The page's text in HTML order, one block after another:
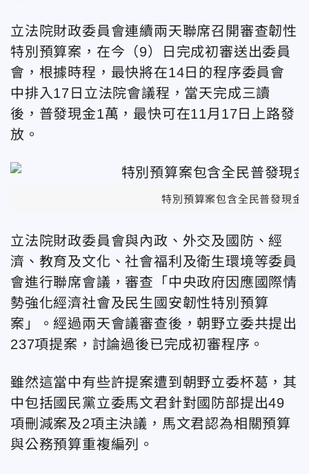
立法院財政委員會連續兩天聯席召開審查韌性
特別預算案，在今（9）日完成初審送出委員
會，根據時程，最快將在14日的程序委員會
中排入17日立法院會議程，當天完成三讀
後，普發現金1萬，最快可在11月17日上路發
放。
特別預算案包含全民普發現金
立法院財政委員會與內政、外交及國防、經
濟、教育及文化、社會福利及衛生環境等委員
會進行聯席會議，審查「中央政府因應國際情
勢強化經濟社會及民生國安韌性特別預算
案」。經過兩天會議審查後，朝野立委共提出
237項提案，討論過後已完成初審程序。
雖然這當中有些許提案遭到朝野立委杯葛，其
中包括國民黨立委馬文君針對國防部提出49
項刪減案及2項主決議，馬文君認為相關預算
與公務預算重複編列。